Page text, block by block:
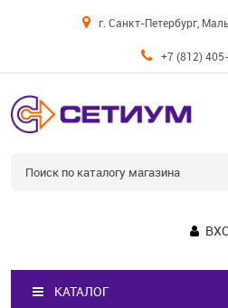
г. Санкт-Петербург,
+7 (812)
КАТАЛОГ